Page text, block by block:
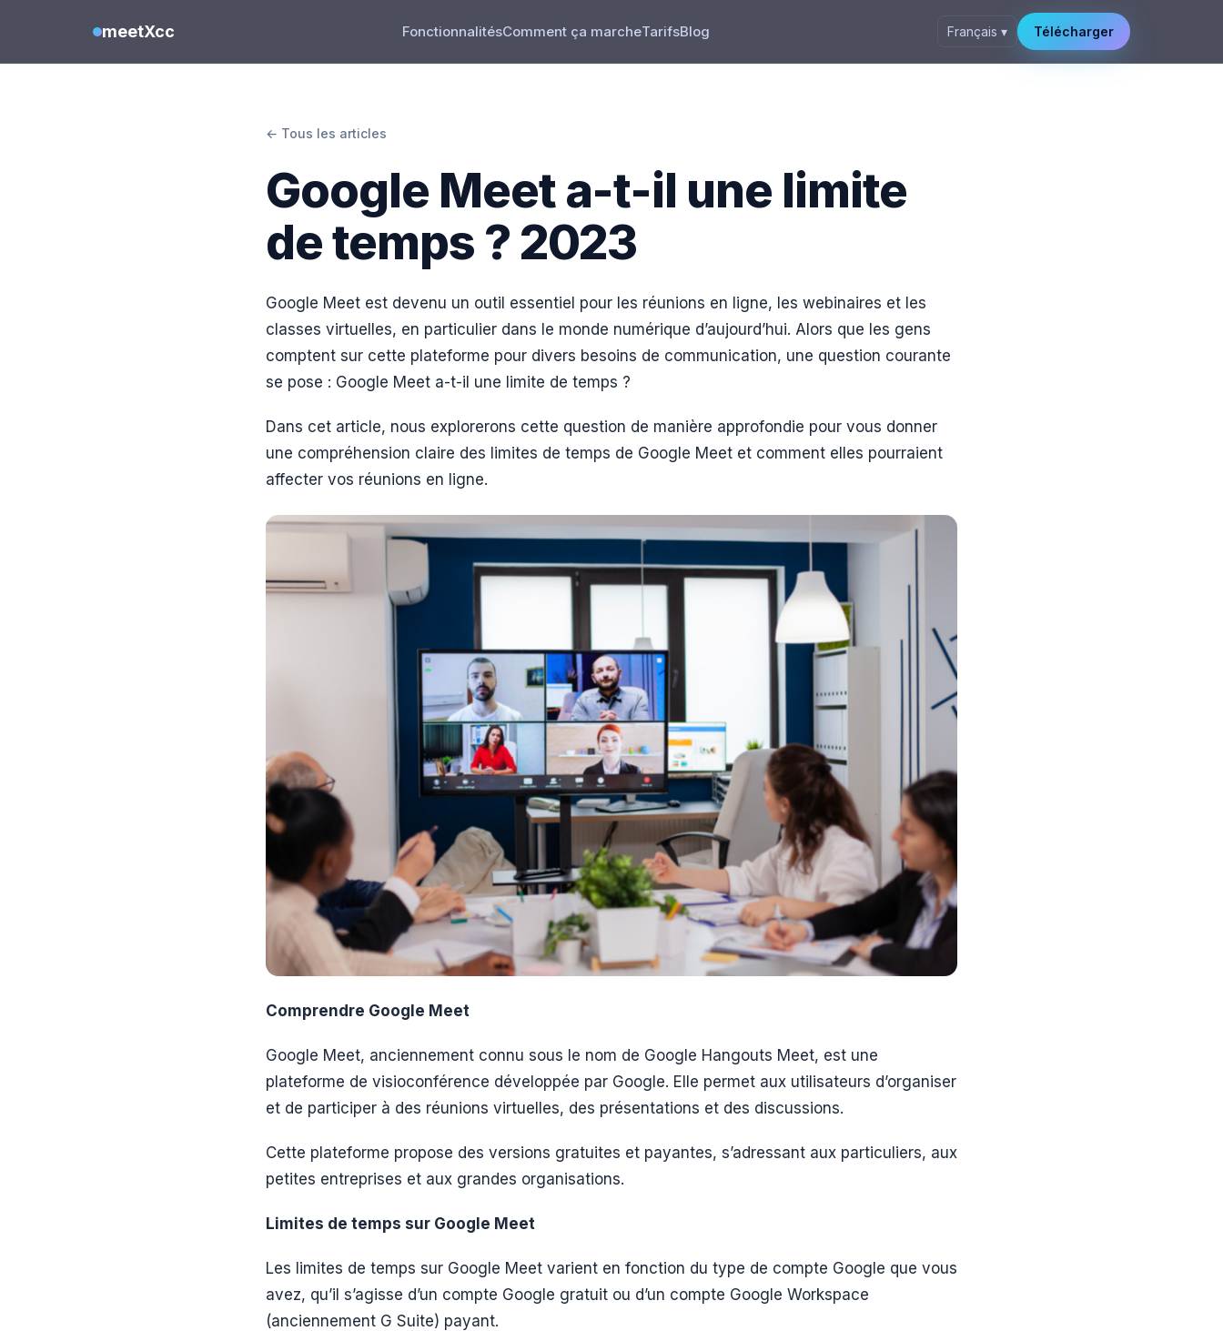
meetXcc FonctionnalitésComment ça marcheTarifsBlog Français ▾ Télécharger
← Tous les articles
Google Meet a-t-il une limite
de temps ? 2023
Google Meet est devenu un outil essentiel pour les réunions en ligne, les webinaires et les
classes virtuelles, en particulier dans le monde numérique d’aujourd’hui. Alors que les gens
comptent sur cette plateforme pour divers besoins de communication, une question courante
se pose : Google Meet a-t-il une limite de temps ?
Dans cet article, nous explorerons cette question de manière approfondie pour vous donner
une compréhension claire des limites de temps de Google Meet et comment elles pourraient
affecter vos réunions en ligne.
Comprendre Google Meet
Google Meet, anciennement connu sous le nom de Google Hangouts Meet, est une
plateforme de visioconférence développée par Google. Elle permet aux utilisateurs d’organiser
et de participer à des réunions virtuelles, des présentations et des discussions.
Cette plateforme propose des versions gratuites et payantes, s’adressant aux particuliers, aux
petites entreprises et aux grandes organisations.
Limites de temps sur Google Meet
Les limites de temps sur Google Meet varient en fonction du type de compte Google que vous
avez, qu’il s’agisse d’un compte Google gratuit ou d’un compte Google Workspace
(anciennement G Suite) payant.